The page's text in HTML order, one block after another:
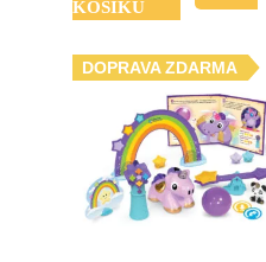
KOŠÍKU
DOPRAVA ZDARMA